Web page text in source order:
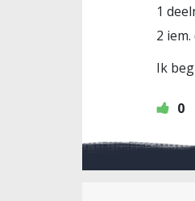
1
2
Ik
0